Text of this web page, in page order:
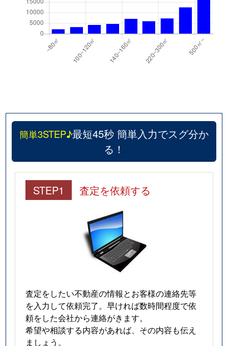
簡単3STEP♪最短45秒 簡単入力でスグ分か
る！
STEP1 査定を依頼する
査定をしたい不動産の情報とお客様の連絡先等
を入力して依頼完了。早ければ数時間程度で依
頼をした会社から連絡がきます。
希望や相談する内容があれば、その内容も伝え
ましょう。